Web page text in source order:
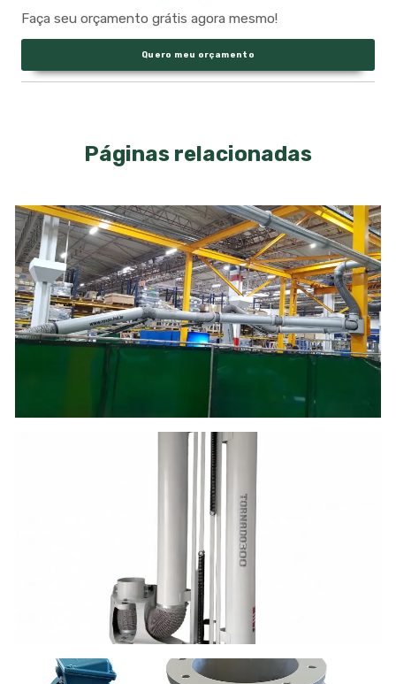
Faça seu orçamento grátis agora mesmo!
Quero meu orçamento
Páginas relacionadas